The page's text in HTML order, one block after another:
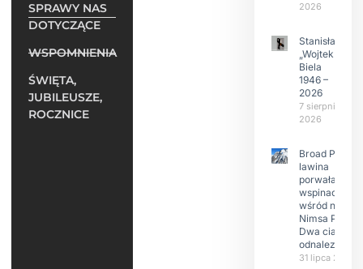
SPRAWY NAS
DOTYCZĄCE
WSPOMNIENIA
ŚWIĘTA,
JUBILEUSZE,
ROCZNICE
2026
Stanisław
„Wojtek”
Biela
1946 –
2026
7 sierpnia
2026
Broad Peak:
lawina
porwała 10
wspinaczy,
wśród nich
Nimsa Purję.
Dwa ciała
odnalezione.
31 lipca 2026